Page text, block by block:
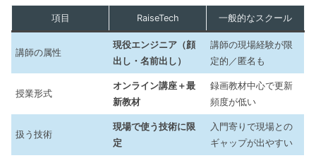
項目 RaiseTech 一般的なスクール
講師の属性
現役エンジニア（顔
出し・名前出し）
講師の現場経験が限
定的／匿名も
授業形式
オンライン講座＋最
新教材
録画教材中心で更新
頻度が低い
扱う技術
現場で使う技術に限
定
入門寄りで現場との
ギャップが出やすい